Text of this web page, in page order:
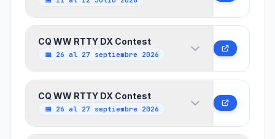
International Amateur Radio Union. Estaciones de todo
el planeta compiten en modos CW y SSB para
contactar la mayor cantidad de zonas posibles.
Ver Web Oficial del Concurso →
CQ WW RTTY DX Contest
📅 26 al 27 septiembre 2026
semana completo de septiembre, atrae a más de
15.000 participantes y más de 3.600 registros
enviados de alrededor del mundo.
CQ WW RTTY DX Contest
📅 26 al 27 septiembre 2026